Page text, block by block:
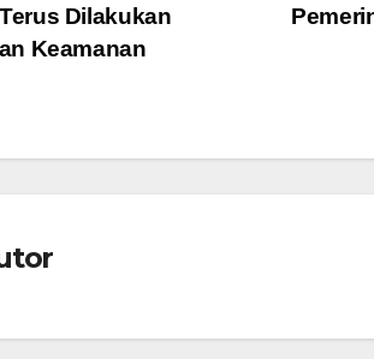
Dilakukan
Keamanan